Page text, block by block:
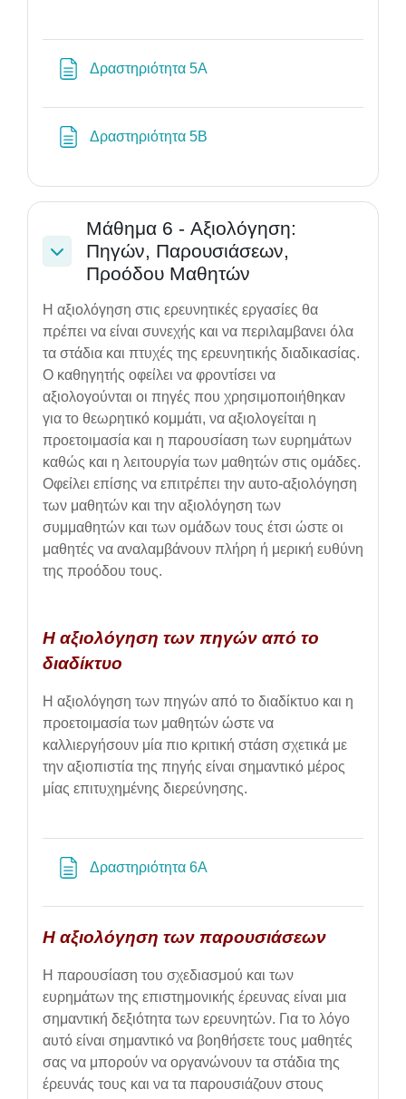
Δραστηριότητα 5Α
Δραστηριότητα 5Β
Collapse
Μάθημα 6 - Aξιολόγηση:
Πηγών, Παρουσιάσεων,
Προόδου Μαθητών
Η αξιολόγηση στις ερευνητικές εργασίες θα
πρέπει να είναι συνεχής και να περιλαμβανει όλα
τα στάδια και πτυχές της ερευνητικής διαδικασίας.
Ο καθηγητής οφείλει να φροντίσει να
αξιολογούνται οι πηγές που χρησιμοποιήθηκαν
για το θεωρητικό κομμάτι, να αξιολογείται η
προετοιμασία και η παρουσίαση των ευρημάτων
καθώς και η λειτουργία των μαθητών στις ομάδες.
Οφείλει επίσης να επιτρέπει την αυτο-αξιολόγηση
των μαθητών και την αξιολόγηση των
συμμαθητών και των ομάδων τους έτσι ώστε οι
μαθητές να αναλαμβάνουν πλήρη ή μερική ευθύνη
της προόδου τους.
Η αξιολόγηση των πηγών από το
διαδίκτυο
Η αξιολόγηση των πηγών από το διαδίκτυο και η
προετοιμασία των μαθητών ώστε να
καλλιεργήσουν μία πιο κριτική στάση σχετικά με
την αξιοπιστία της πηγής είναι σημαντικό μέρος
μίας επιτυχημένης διερεύνησης.
Δραστηριότητα 6Α
Η αξιολόγηση των παρουσιάσεων
Η παρουσίαση του σχεδιασμού και των
ευρημάτων της επιστημονικής έρευνας είναι μια
σημαντική δεξιότητα των ερευνητών. Για το λόγο
αυτό είναι σημαντικό να βοηθήσετε τους μαθητές
σας να μπορούν να οργανώνουν τα στάδια της
έρευνάς τους και να τα παρουσιάζουν στους